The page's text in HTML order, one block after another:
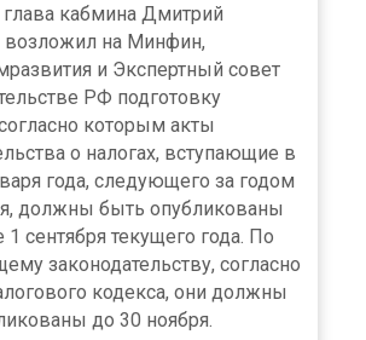
глава кабмина Дмитрий
на Минфин,
и Экспертный совет
РФ подготовку
которым акты
о налогах, вступающие в
года, следующего за годом
должны быть опубликованы
1 сентября текущего года. По
законодательству, согласно
кодекса, они должны
до 30 ноября.